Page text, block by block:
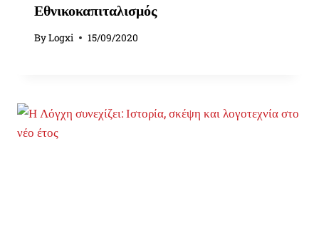
Εθνικοκαπιταλισμός
ByLogxi 15/09/2020